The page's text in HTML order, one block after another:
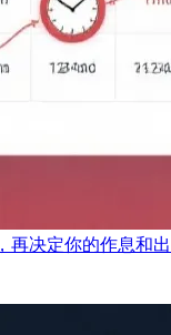
再决定你的作息和出